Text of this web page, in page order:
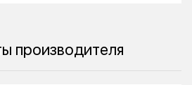
производителя